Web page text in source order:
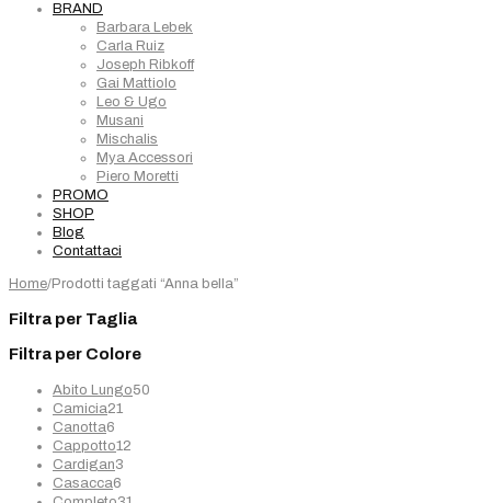
BRAND
Barbara Lebek
Carla Ruiz
Joseph Ribkoff
Gai Mattiolo
Leo & Ugo
Musani
Mischalis
Mya Accessori
Piero Moretti
PROMO
SHOP
Blog
Contattaci
Home/Prodotti taggati “Anna bella”
Filtra per Taglia
Filtra per Colore
Abito Lungo50
Camicia21
Canotta6
prodotti
Cappotto12
Cardigan3
Casacca6